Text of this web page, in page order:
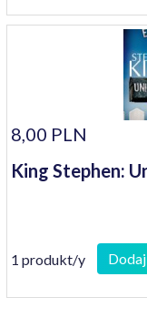
8,00 PLN
King Stephen:
1 produkt/y